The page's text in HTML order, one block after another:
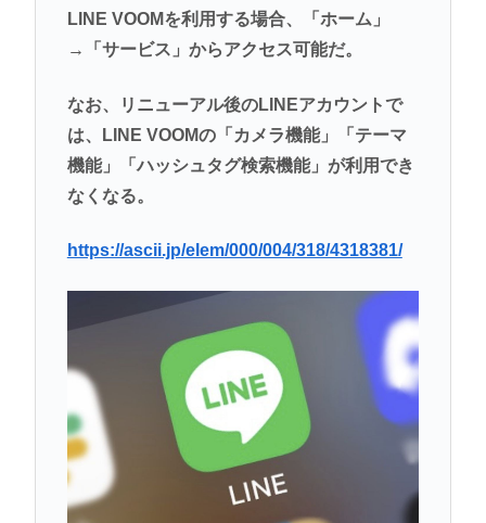
LINE VOOMを利用する場合、「ホーム」
→「サービス」からアクセス可能だ。
なお、リニューアル後のLINEアカウントで
は、LINE VOOMの「カメラ機能」「テーマ
機能」「ハッシュタグ検索機能」が利用でき
なくなる。
https://ascii.jp/elem/000/004/318/4318381/